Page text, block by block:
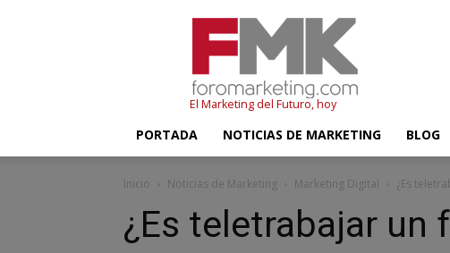
El Marketing del Futuro, hoy
PORTADA NOTICIAS DE MARKETING BLOG
Inicio Noticias de Marketing Marketing Digital ¿Es
¿Es teletrabajar un